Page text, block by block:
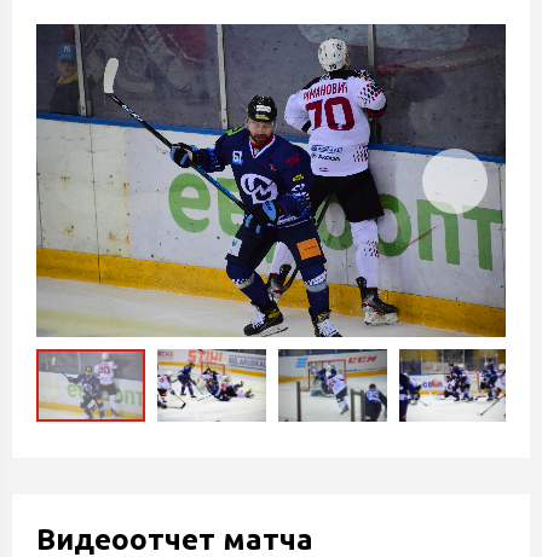
Видеоотчет матча